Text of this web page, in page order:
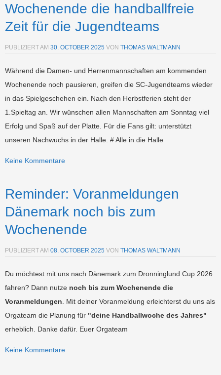
Wochenende die handballfreie
Zeit für die Jugendteams
PUBLIZIERT AM 30. OCTOBER 2025 VON THOMAS WALTMANN
Während die Damen- und Herrenmannschaften am kommenden
Wochenende noch pausieren, greifen die SC-Jugendteams wieder
in das Spielgeschehen ein. Nach den Herbstferien steht der
1.Spieltag an. Wir wünschen allen Mannschaften am Sonntag viel
Erfolg und Spaß auf der Platte. Für die Fans gilt: unterstützt
unseren Nachwuchs in der Halle. # Alle in die Halle
Keine Kommentare
Reminder: Voranmeldungen
Dänemark noch bis zum
Wochenende
PUBLIZIERT AM 08. OCTOBER 2025 VON THOMAS WALTMANN
Du möchtest mit uns nach Dänemark zum Dronninglund Cup 2026
fahren? Dann nutze noch bis zum Wochenende die
Voranmeldungen . Mit deiner Voranmeldung erleichterst du uns als
Orgateam die Planung für "deine Handballwoche des Jahres"
erheblich. Danke dafür. Euer Orgateam
Keine Kommentare